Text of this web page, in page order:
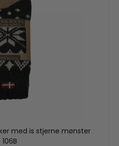
med is stjerne mønster
106B